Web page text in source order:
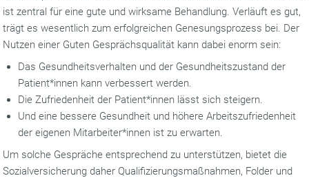
ist zentral für eine gute und wirksame Behandlung. Verläuft es gut,
trägt es wesentlich zum erfolgreichen Genesungsprozess bei. Der
Nutzen einer Guten Gesprächsqualität kann dabei enorm sein:
Das Gesundheitsverhalten und der Gesundheitszustand der
Patient*innen kann verbessert werden.
Die Zufriedenheit der Patient*innen lässt sich steigern.
Und eine bessere Gesundheit und höhere Arbeitszufriedenheit
der eigenen Mitarbeiter*innen ist zu erwarten.
Um solche Gespräche entsprechend zu unterstützen, bietet die
Sozialversicherung daher Qualifizierungsmaßnahmen, Folder und